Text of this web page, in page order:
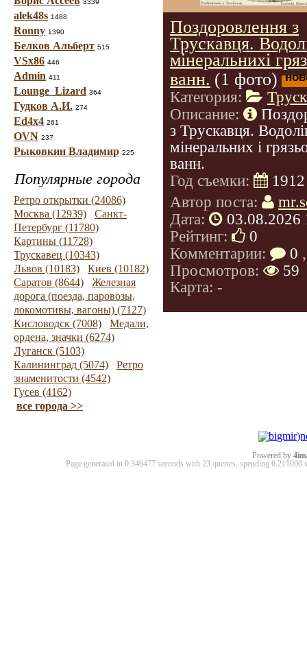
3339
alek48s 1488
Ronny 1390
Белков Альберт 515
VSx86 446
Admin 411
Lounge_Lizard 364
Гудков А.И. 274
Ed4x4 261
OVN 237
Рыковкин Владимир 225
Популярные города
Ретро открытки (24086)
Москва (12939)
Санкт-
Петербург (11780)
Картины (11728)
Трускавец (10343)
Львов (10183)
Киев (10182)
Саратов (8644)
Железная
дорога (поезда, паровозы,
локомотивы, вагоны) (7127)
Кисловодск (7008)
Медали,
ордена, значки (6274)
Луганск (5103)
Калининград (5074)
Ретро
знаменитости (4542)
Гусев (4162)
все города >>
Поздоровлення з
Трускавця.
мінеральнихі
ванн. (1 фото)
Категория:
Описание:
з Трускавця.
мінеральних і
ванн.
Год съемки:
1912
Автор поста:
Дата:
03.08.2026
Рейтинг:
0
Комментарии:
0 ,
Просмотров:
59
Карта: -
Powered by
Page generated in 0.346477 seconds with 23 queries, spending